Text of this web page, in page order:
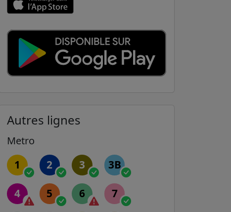
Autres lignes
Metro
1 2 3 3B
4 5 6 7